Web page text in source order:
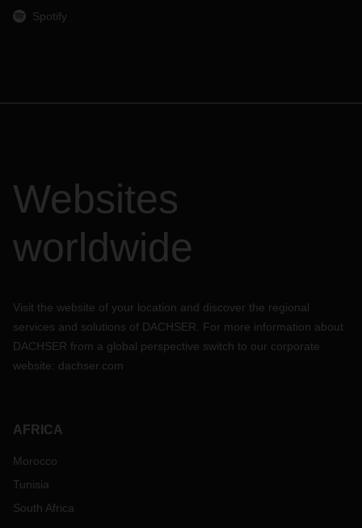
Spotify
Websites
worldwide
Visit the website of your location and discover the regional
services and solutions of DACHSER. For more information about
DACHSER from a global perspective switch to our corporate
website: dachser.com
AFRICA
Morocco
Tunisia
South Africa